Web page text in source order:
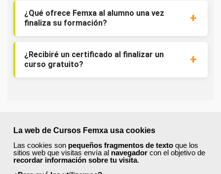
La web de Cursos Femxa usa cookies
Las cookies son pequeños fragmentos de texto que los
sitios web que visitas envía al navegador con el objetivo de
recordar información sobre tu visita.
¿Qué ofrece Femxa al alumno una vez
finaliza su formación?
¿Recibiré un certificado al finalizar un
curso gratuito?
Inicia sesión:
Accede con tu nombre de usuario y contraseña o inicia
sesión con Facebook, Google o LinkedIn: